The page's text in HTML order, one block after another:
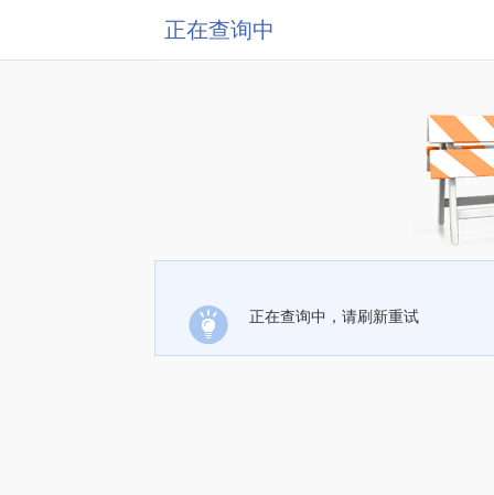
正在查询中
正在查询中，请刷新重试